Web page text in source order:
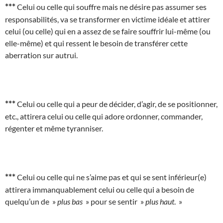
***Celui ou celle qui souffre mais ne désire pas assumer ses
responsabilités, va se transformer en victime idéale et attirer
celui (ou celle) qui en a assez de se faire souffrir lui-même (ou
elle-même) et qui ressent le besoin de transférer cette
aberration sur autrui.
***Celui ou celle qui a peur de décider, d’agir, de se positionner,
etc., attirera celui ou celle qui adore ordonner, commander,
régenter et même tyranniser.
***Celui ou celle qui ne s’aime pas et qui se sent inférieur(e)
attirera immanquablement celui ou celle qui a besoin de
quelqu’un de »plus bas » pour se sentir »plus haut. »